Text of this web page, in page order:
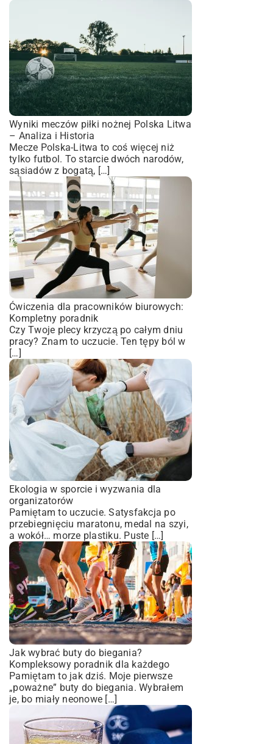
Wyniki meczów piłki nożnej Polska Litwa
– Analiza i Historia
Mecze Polska-Litwa to coś więcej niż
tylko futbol. To starcie dwóch narodów,
sąsiadów z bogatą, […]
Ćwiczenia dla pracowników biurowych:
Kompletny poradnik
Czy Twoje plecy krzyczą po całym dniu
pracy? Znam to uczucie. Ten tępy ból w
[…]
Ekologia w sporcie i wyzwania dla
organizatorów
Pamiętam to uczucie. Satysfakcja po
przebiegnięciu maratonu, medal na szyi,
a wokół… morze plastiku. Puste […]
Jak wybrać buty do biegania?
Kompleksowy poradnik dla każdego
Pamiętam to jak dziś. Moje pierwsze
„poważne” buty do biegania. Wybrałem
je, bo miały neonowe […]